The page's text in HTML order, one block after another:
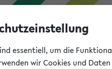
essentiell, um die
wir Cookies und